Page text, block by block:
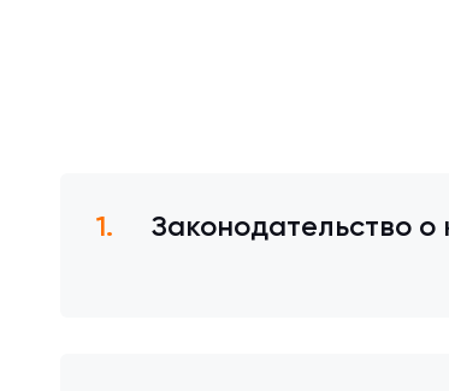
Законодательство